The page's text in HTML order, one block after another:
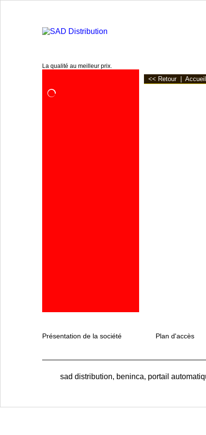
La qualité au meilleur prix.
<< Retour Accueil
Présentation de la société Plan d'accès
sad distribution, beninca, portail